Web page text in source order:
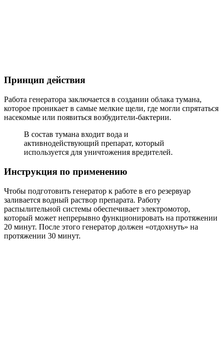
Принцип действия
Работа генератора заключается в создании облака тумана,
которое проникает в самые мелкие щели, где могли спрятаться
насекомые или появиться возбудители-бактерии.
В состав тумана входит вода и
активнодействующий препарат, который
используется для уничтожения вредителей.
Инструкция по применению
Чтобы подготовить генератор к работе в его резервуар
заливается водный раствор препарата. Работу
распылительной системы обеспечивает электромотор,
который может непрерывно функционировать на протяжении
20 минут. После этого генератор должен «отдохнуть» на
протяжении 30 минут.